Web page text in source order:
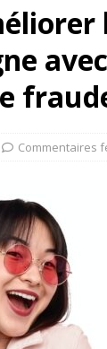
Commentaires